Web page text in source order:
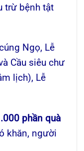
trừ bệnh tật
Ngọ, Lễ
Cầu siêu chư
lịch), Lễ
phần quà
khăn, người